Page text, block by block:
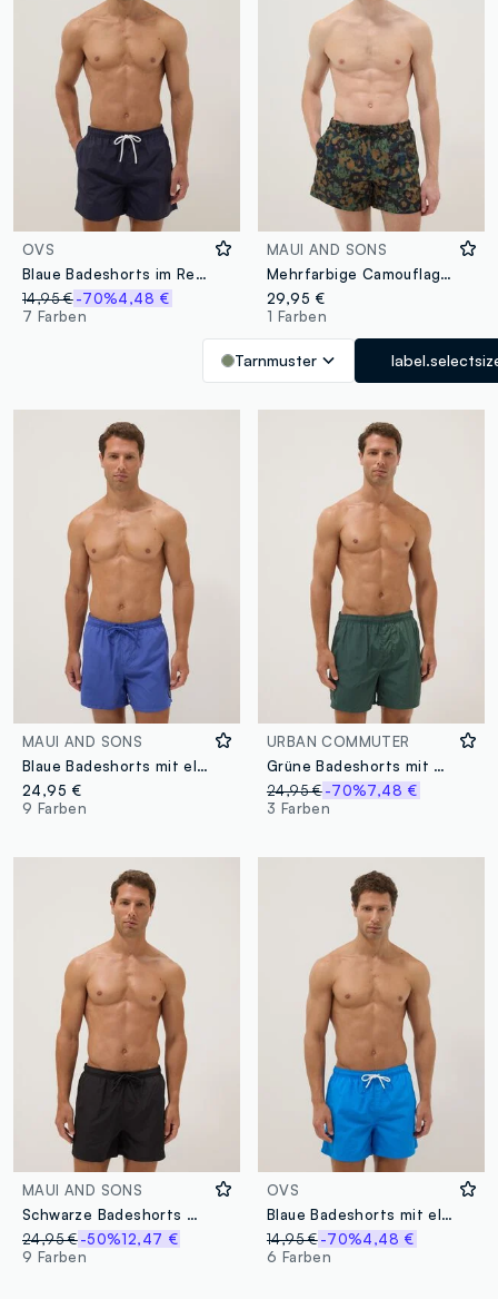
OVS
Blaue Badeshorts im Regular Fit mit Kordelzug
14,95 €-70%4,48 €
7 Farben
MAUI AND SONS
Mehrfarbige Camouflage-Badeshorts mit Kordelzug
29,95 €
1 Farben
Tarnmuster
MAUI AND SONS
Blaue Badeshorts mit elastischem Bund und Kordelzug
24,95 €
9 Farben
URBAN COMMUTER
Grüne Badeshorts mit elastischem Bund
24,95 € -70%7,48 €
3 Farben
MAUI AND SONS
Schwarze Badeshorts mit elastischem Bund
24,95 €-50%12,47 €
9 Farben
OVS
Blaue Badeshorts mit elastischem Bund
14,95 € -70%4,48 €
6 Farben